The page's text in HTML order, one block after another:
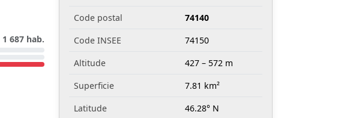
1 687 hab.
Code postal
74140
Code INSEE
74150
Altitude
427 – 572 m
Superficie
7.81 km²
Latitude
46.28° N